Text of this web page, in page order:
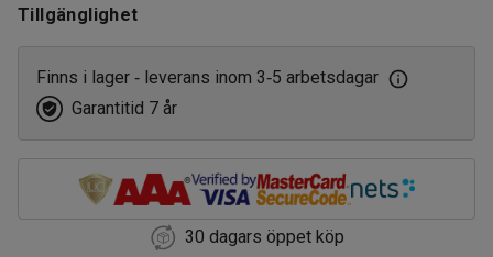
Tillgänglighet
Finns i lager ‑ leverans inom 3‑5 arbetsdagar
Garantitid 7 år
30 dagars öppet köp